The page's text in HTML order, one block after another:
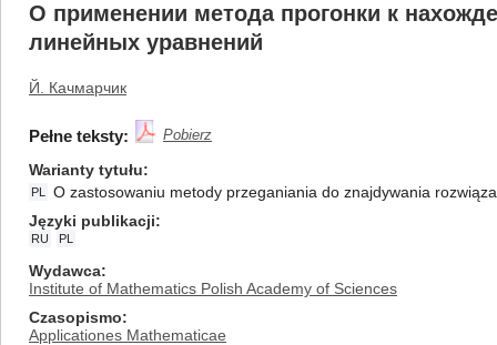
O применении метода прогонки к
линейных уравнений
Й. Качмарчик
Pełne teksty: Pobierz
Warianty tytułu
PL
O zastosowaniu metody przeganiania do znajdywania
Języki publikacji
RU PL
Wydawca
Institute of Mathematics Polish Academy of Sciences
Czasopismo
Applicationes Mathematicae